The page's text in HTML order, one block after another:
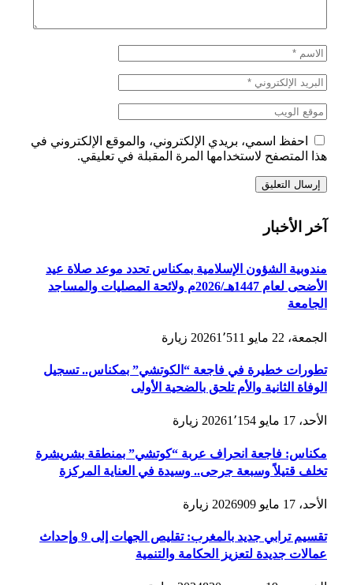
احفظ اسمي، بريدي الإلكتروني، والموقع الإلكتروني في
هذا المتصفح لاستخدامها المرة المقبلة في تعليقي.
آخر الأخبار
مندوبية الشؤون الإسلامية بمكناس تحدد موعد صلاة عيد
الأضحى لعام 1447هـ/2026م ولائحة المصليات والمساجد
الجامعة
الجمعة، 22 مايو 2026 1٬511 زيارة
تطورات خطيرة في فاجعة “الكوتشي” بمكناس.. تسجيل
الوفاة الثانية والأم تلحق بالضحية الأولى
الأحد، 17 مايو 2026 1٬154 زيارة
مكناس: فاجعة انحراف عربة “كوتشي” بمنطقة بشريشرة
تخلف قتيلاً وسبعة جرحى.. وسيدة في العناية المركزة
الأحد، 17 مايو 2026 909 زيارة
تقسيم ترابي جديد بالمغرب: تقليص الجهات إلى 9 وإحداث
عمالات جديدة لتعزيز الحكامة والتنمية